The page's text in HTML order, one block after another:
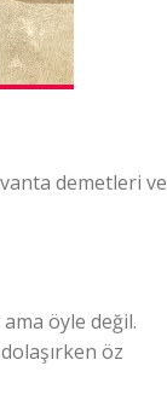
demetleri ve
öyle değil.
öz